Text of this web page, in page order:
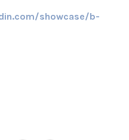
showcase/b-